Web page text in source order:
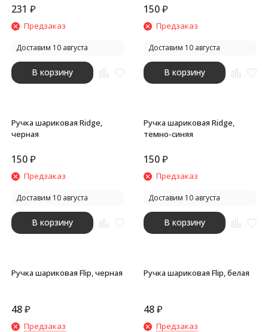
231 ₽
Предзаказ
Доставим 10 августа
В корзину
150₽
Предзаказ
Доставим 10 августа
В корзину
Ручка шариковая Ridge,
черная
150₽
Предзаказ
Доставим 10 августа
В корзину
Ручка шариковая Ridge,
темно-синяя
150₽
Предзаказ
Доставим 10 августа
В корзину
Ручка шариковая Flip, черная
48₽
Предзаказ
Ручка шариковая Flip, белая
48₽
Предзаказ